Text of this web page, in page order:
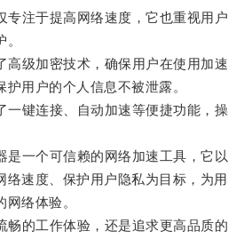
注于提高网络速度，它也重视用户
级加密技术，确保用户在使用加速
护用户的个人信息不被泄露。
键连接、自动加速等便捷功能，操
一个可信赖的网络加速工具，它以
络速度、保护用户隐私为目标，为用
网络体验。
的工作体验，还是追求更高品质的